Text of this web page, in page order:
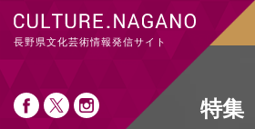
長野県文化芸術情報発信サイト
特集